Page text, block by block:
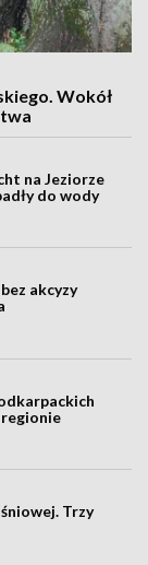
Wokół
na Jeziorze
do wody
akcyzy
Trzy